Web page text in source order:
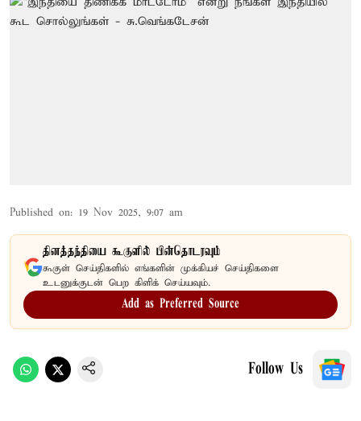
Published on: 19 Nov 2025, 9:07 am
தினத்தந்தியை கூகுளில் பின்தொடரவும்
கூகுள் செய்திகளில் எங்களின் முக்கியச் செய்திகளை
உடனுக்குடன் பெற கிளிக் செய்யவும்.
Add as Preferred Source
Follow Us